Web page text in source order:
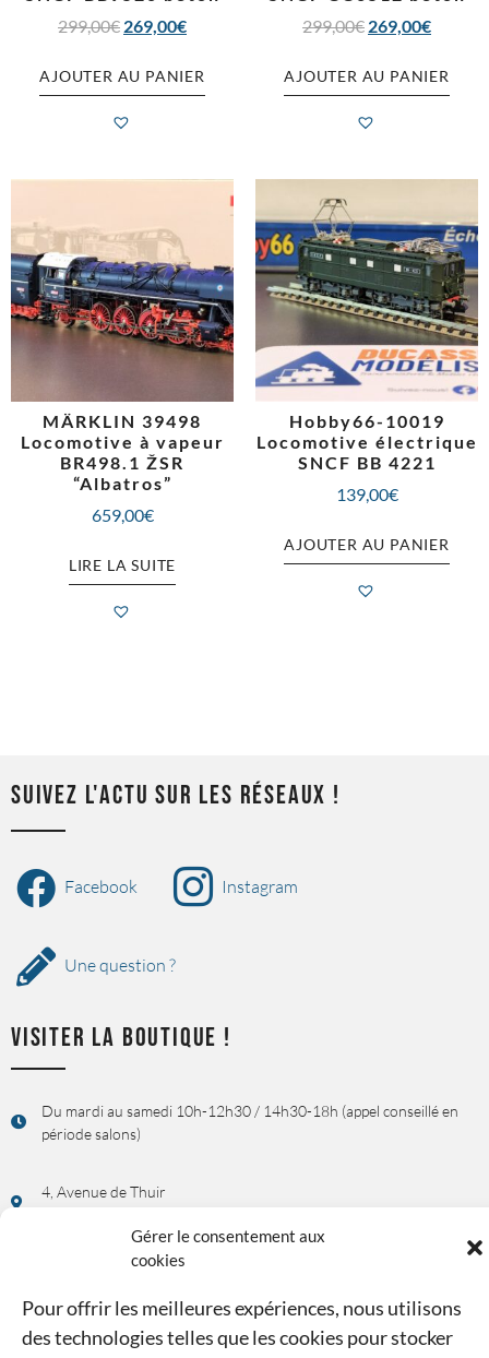
Gérer le consentement aux
cookies
Pour offrir les meilleures expériences, nous utilisons
des technologies telles que les cookies pour stocker
299,00€ 269,00€
AJOUTER AU PANIER
299,00€ 269,00€
AJOUTER AU PANIER
MÄRKLIN 39498
Locomotive à vapeur
BR498.1 ŽSR
“Albatros”
659,00€
LIRE LA SUITE
Hobby66-10019
Locomotive électrique
SNCF BB 4221
139,00€
AJOUTER AU PANIER
SUIVEZ L'ACTU SUR LES RÉSEAUX !
Facebook Instagram
Une question ?
VISITER LA BOUTIQUE !
Du mardi au samedi 10h-12h30 / 14h30-18h (appel conseillé en
période salons)
4, Avenue de Thuir
Rendez-vous possible sur demande !
UNE QUESTION, UN RENSEIGNEMENT ?